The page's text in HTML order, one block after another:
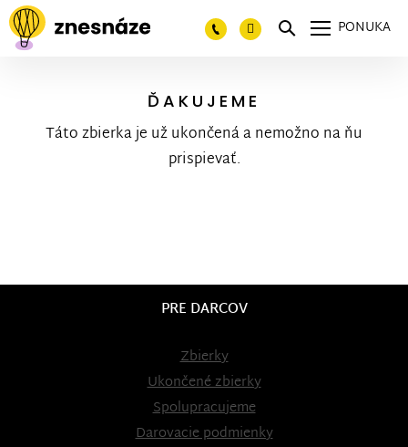
PONUKA
ĎAKUJEME
Táto zbierka je už ukončená a nemožno na ňu
prispievať.
PRE DARCOV
Zbierky
Ukončené zbierky
Spolupracujeme
Darovacie podmienky